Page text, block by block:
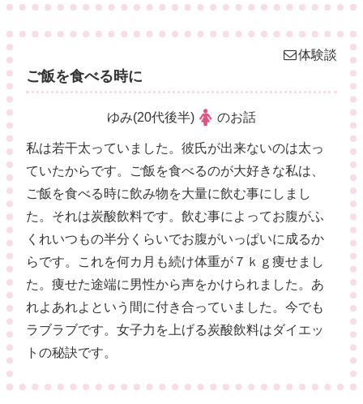
体験談
ご飯を食べる時に
ゆみ(20代後半) のお話
私は若干太っていました。彼氏が出来ないのは太っ
ていたからです。ご飯を食べるのが大好きな私は、
ご飯を食べる時に飲み物を大量に飲む事にしまし
た。それは炭酸飲料です。飲む事によってお腹がふ
くれいつもの半分くらいでお腹がいっぱいに成るか
らです。これを何カ月も続け体重が７ｋｇ痩せまし
た。痩せた途端に男性から声をかけられました。あ
れよあれよという間に付き合っていました。今でも
ラブラブです。女子力を上げる炭酸飲料はダイエッ
トの秘訣です。